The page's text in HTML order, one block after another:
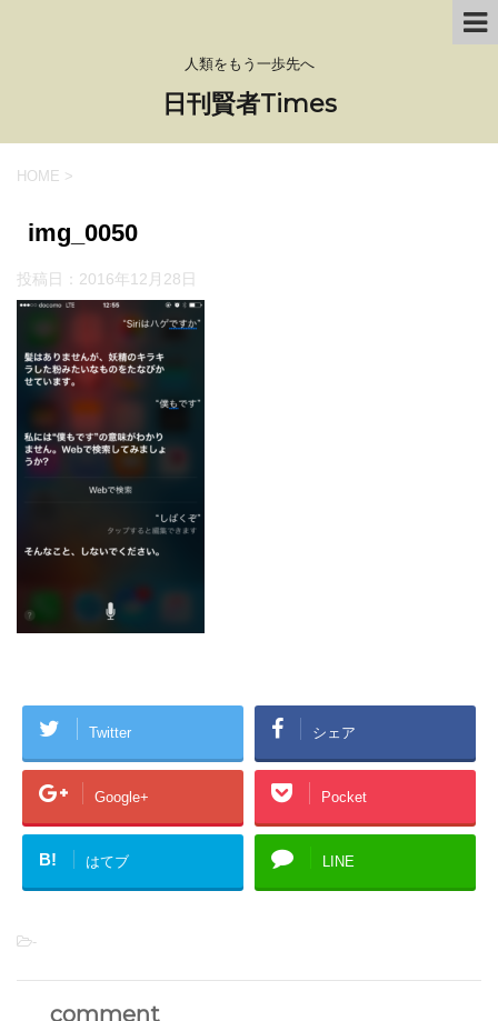
人類をもう一歩先へ
日刊賢者Times
HOME >
img_0050
投稿日： 2016年12月28日
Twitter シェア
Google+ Pocket
B! はてブ LINE
-
comment